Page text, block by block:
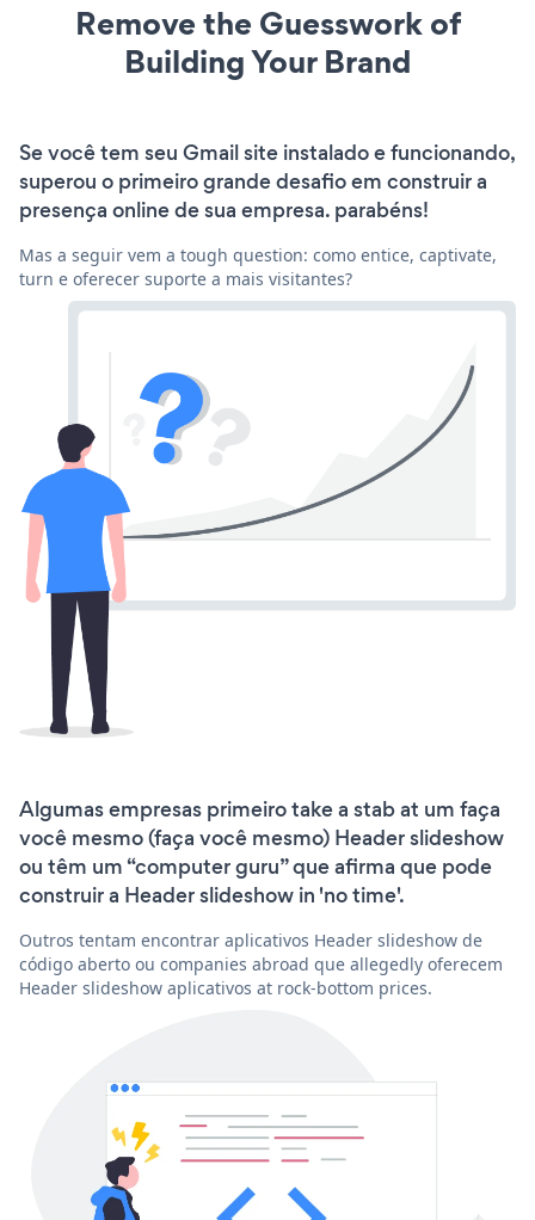
Remove the Guesswork of
Building Your Brand
Se você tem seu Gmail site instalado e funcionando,
superou o primeiro grande desafio em construir a
presença online de sua empresa. parabéns!
Mas a seguir vem a tough question: como entice, captivate,
turn e oferecer suporte a mais visitantes?
Algumas empresas primeiro take a stab at um faça
você mesmo (faça você mesmo) Header slideshow
ou têm um “computer guru” que afirma que pode
construir a Header slideshow in 'no time'.
Outros tentam encontrar aplicativos Header slideshow de
código aberto ou companies abroad que allegedly oferecem
Header slideshow aplicativos at rock-bottom prices.